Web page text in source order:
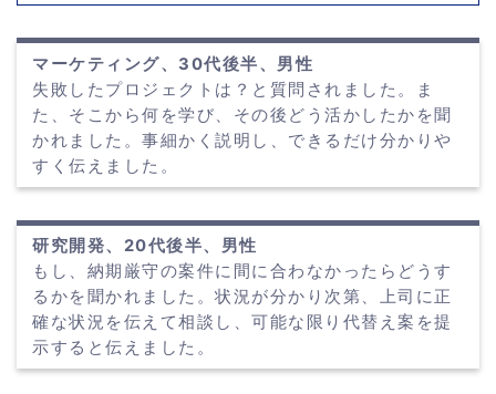
マーケティング、30代後半、男性
失敗したプロジェクトは？と質問されました。ま
た、そこから何を学び、その後どう活かしたかを聞
かれました。事細かく説明し、できるだけ分かりや
すく伝えました。
研究開発、20代後半、男性
もし、納期厳守の案件に間に合わなかったらどうす
るかを聞かれました。状況が分かり次第、上司に正
確な状況を伝えて相談し、可能な限り代替え案を提
示すると伝えました。